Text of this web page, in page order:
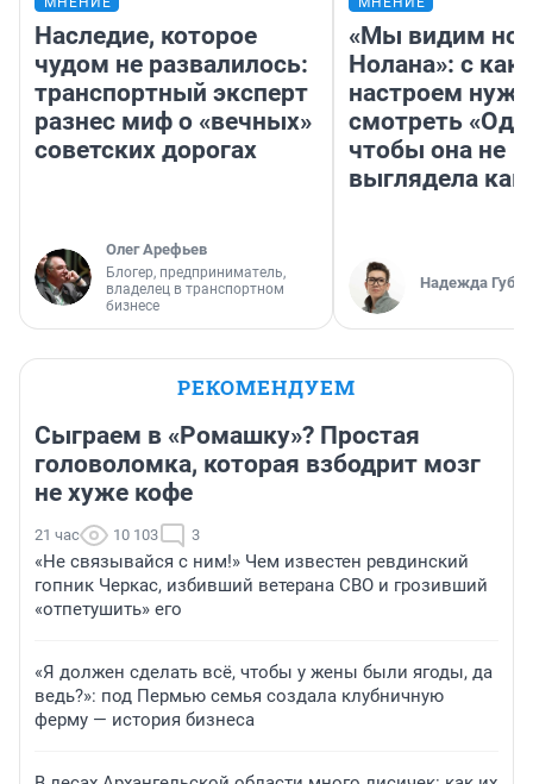
Наследие, которое
чудом не развалилось:
транспортный эксперт
разнес миф о «вечных»
советских дорогах
Олег Арефьев
Блогер, предприниматель,
владелец в транспортном
бизнесе
«Мы видим
Нолана»: с
настроем
смотреть
чтобы она не
выглядела как
Надежда
РЕКОМЕНДУЕМ
Сыграем в «Ромашку»? Простая
головоломка, которая взбодрит мозг
не хуже кофе
21 час 10 103 3
«Не связывайся с ним!» Чем известен ревдинский
гопник Черкас, избивший ветерана СВО и грозивший
«отпетушить» его
«Я должен сделать всё, чтобы у жены были ягоды, да
ведь?»: под Пермью семья создала клубничную
ферму — история бизнеса